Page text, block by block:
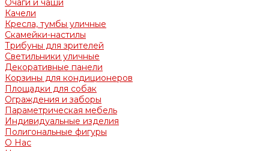
Очаги и чаши
Качели
Кресла, тумбы уличные
Скамейки-настилы
Трибуны для зрителей
Светильники уличные
Декоративные панели
Корзины для кондиционеров
Площадки для собак
Ограждения и заборы
Параметрическая мебель
Индивидуальные изделия
Полигональные фигуры
О Нас